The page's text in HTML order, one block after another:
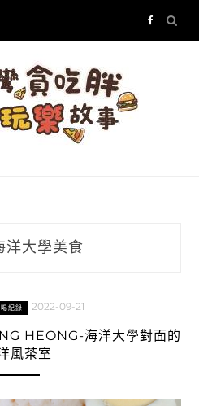
洋大學美食
紀錄 2022-09-21
HEONG-海洋大學對面的
風茶室